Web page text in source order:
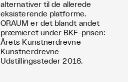
alternativer til de allerede
eksisterende platforme.
ORAUM er det blandt andet
præmieret under BKF-prisen:
Årets Kunstnerdrevne
Kunstnerdrevne
Udstillingssteder 2016.